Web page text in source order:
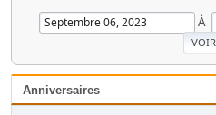
À
Anniversaires